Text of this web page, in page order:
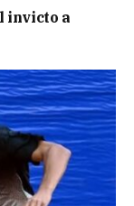
invicto a